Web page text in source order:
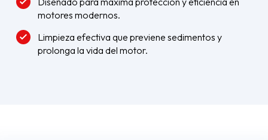
motores modernos.
Limpieza efectiva que previene sedimentos y
prolonga la vida del motor.